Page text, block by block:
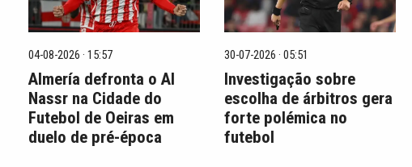
04-08-2026 · 15:57
Almería defronta o Al
Nassr na Cidade do
Futebol de Oeiras em
duelo de pré-época
30-07-2026 · 05:51
Investigação sobre
escolha de árbitros gera
forte polémica no
futebol